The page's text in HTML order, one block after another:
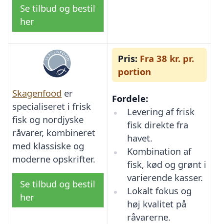
Se tilbud og bestil
her
Skagenfood er
specialiseret i frisk
fisk og nordjyske
råvarer, kombineret
med klassiske og
moderne opskrifter.
Se tilbud og bestil
her
Pris: Fra 38 kr. pr.
portion
Fordele:
Levering af frisk
fisk direkte fra
havet.
Kombination af
fisk, kød og grønt i
varierende kasser.
Lokalt fokus og
høj kvalitet på
råvarerne.